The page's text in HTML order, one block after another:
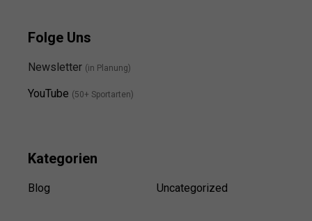
Folge Uns
Newsletter (in Planung)
YouTube (50+ Sportarten)
Kategorien
Blog Uncategorized